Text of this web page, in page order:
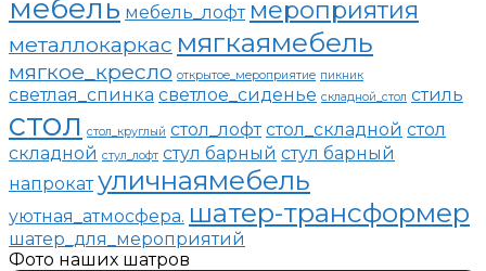
мебель мебель_лофт мероприятия
металлокаркас мягкаямебель
мягкое_кресло открытое_мероприятие пикник
светлая_спинка светлое_сиденье складной_стол стиль
стол стол_круглый стол_лофт стол_складной стол
складной стул_лофт стул барный стул барный
напрокат уличнаямебель
уютная_атмосфера. шатер-трансформер
шатер_для_мероприятий
Фото наших шатров